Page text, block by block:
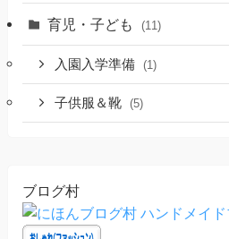
育児・子ども (11)
入園入学準備 (1)
子供服＆靴 (5)
ブログ村